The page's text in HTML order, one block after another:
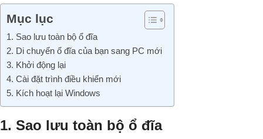
Mục lục
1. Sao lưu toàn bộ ổ đĩa
2. Di chuyển ổ đĩa của bạn sang PC mới
3. Khởi động lại
4. Cài đặt trình điều khiển mới
5. Kích hoạt lại Windows
1. Sao lưu toàn bộ ổ đĩa